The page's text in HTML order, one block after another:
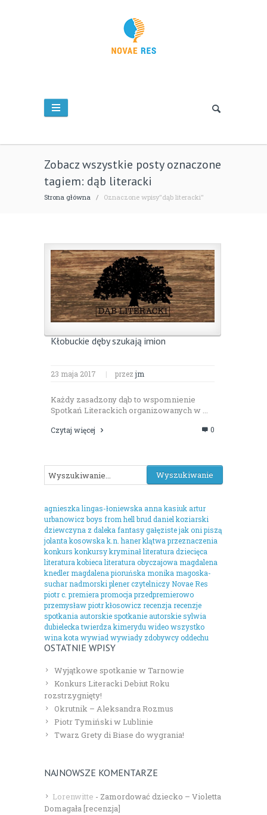
Zobacz wszystkie posty oznaczone
tagiem: dąb literacki
Strona główna / Oznaczone wpisy"dąb literacki"
Kłobuckie dęby szukają imion
23 maja 2017 | przez jm
Każdy zasadzony dąb to wspomnienie
Spotkań Literackich organizowanych w ...
Czytaj więcej 0
agnieszka lingas-łoniewska anna kasiuk artur
urbanowicz boys from hellbruddaniel koziarski
dziewczyna z dalekafantasygałęzistejak oni piszą
jolanta kosowskak.n. hanerklątwa przeznaczenia
konkurs konkursykryminałliteratura dziecięca
literatura kobiecaliteratura obyczajowa magdalena
knedler magdalena pioruńska monika magoska-
suchar nadmorski plener czytelniczy Novae Res
piotr c. premierapromocjaprzedpremierowo
przemysław piotr kłosowicz recenzja recenzje
spotkania autorskiespotkanie autorskiesylwia
dubieleckatwierdza kimeryduwideowszystko
wina kotawywiadwywiady zdobywcy oddechu
OSTATNIE WPISY
Wyjątkowe spotkanie w Tarnowie
Konkurs Literacki Debiut Roku
rozstrzygnięty!
Okrutnik – Aleksandra Rozmus
Piotr Tymiński w Lublinie
Twarz Grety di Biase do wygrania!
NAJNOWSZE KOMENTARZE
Lorenwitte - Zamordować dziecko – Violetta
Domagała [recenzja]